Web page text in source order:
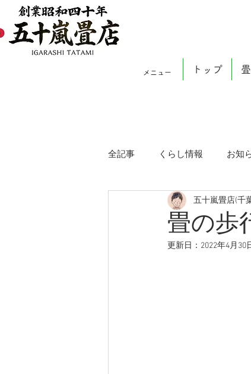
メニュー トップ
全記事 くらし情報 お知
畳の歩
五十嵐畳店(千
更新日： 2022年4月30